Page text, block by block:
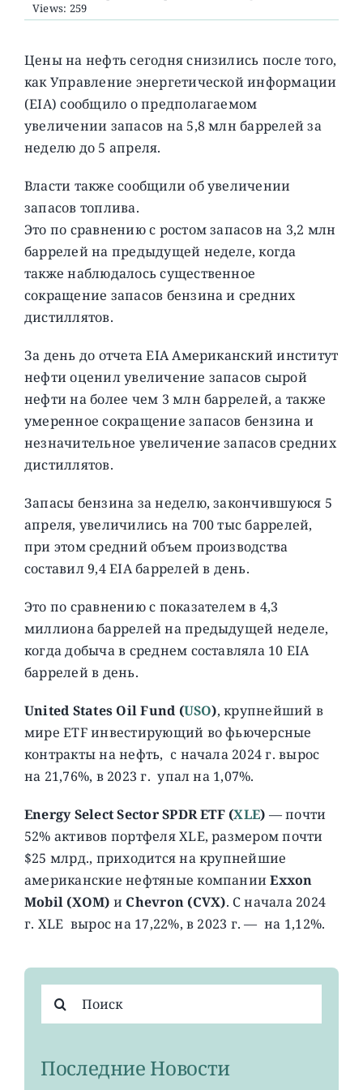
Views: 259
Цены на нефть сегодня снизились после того,
как Управление энергетической информации
(EIA) сообщило о предполагаемом
увеличении запасов на 5,8 млн баррелей за
неделю до 5 апреля.
Власти также сообщили об увеличении
запасов топлива.
Это по сравнению с ростом запасов на 3,2 млн
баррелей на предыдущей неделе, когда
также наблюдалось существенное
сокращение запасов бензина и средних
дистиллятов.
За день до отчета EIA Американский институт
нефти оценил увеличение запасов сырой
нефти на более чем 3 млн баррелей, а также
умеренное сокращение запасов бензина и
незначительное увеличение запасов средних
дистиллятов.
Запасы бензина за неделю, закончившуюся 5
апреля, увеличились на 700 тыс баррелей,
при этом средний объем производства
составил 9,4 EIA баррелей в день.
Это по сравнению с показателем в 4,3
миллиона баррелей на предыдущей неделе,
когда добыча в среднем составляла 10 EIA
баррелей в день.
United States Oil Fund (USO), крупнейший в
мире ETF инвестирующий во фьючерсные
контракты на нефть, c начала 2024 г. вырос
на 21,76%, в 2023 г. упал на 1,07%.
Energy Select Sector SPDR ETF (XLE) — почти
52% активов портфеля XLE, размером почти
$25 млрд., приходится на крупнейшие
американские нефтяные компанииExxon
Mobil (XOM) и Chevron (CVX). С начала 2024
г. XLE вырос на 17,22%, в 2023 г. — на 1,12%.
поиска:
Последние Новости